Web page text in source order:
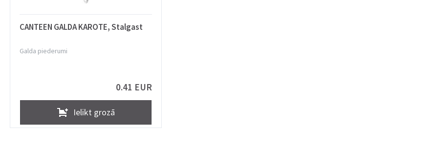
CANTEEN GALDA KAROTE, Stalgast
Galda piederumi
0.41 EUR
Ielikt grozā